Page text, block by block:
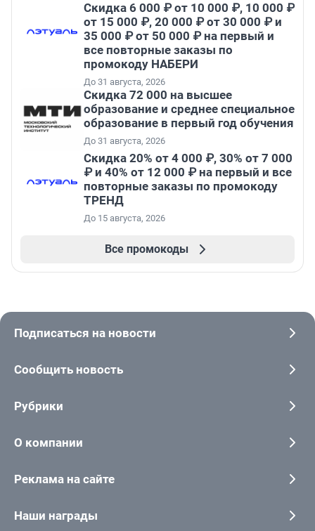
Скидка 6 000 ₽ от 10 000 ₽, 10 000 ₽
от 15 000 ₽, 20 000 ₽ от 30 000 ₽ и
35 000 ₽ от 50 000 ₽ на первый и
все повторные заказы по
промокоду НАБЕРИ
До 31 августа, 2026
Скидка 72 000 на высшее
образование и среднее специальное
образование в первый год обучения
До 31 августа, 2026
Скидка 20% от 4 000 ₽, 30% от 7 000
₽ и 40% от 12 000 ₽ на первый и все
повторные заказы по промокоду
ТРЕНД
До 15 августа, 2026
Все промокоды
Подписаться на новости
Сообщить новость
Рубрики
О компании
Реклама на сайте
Наши награды